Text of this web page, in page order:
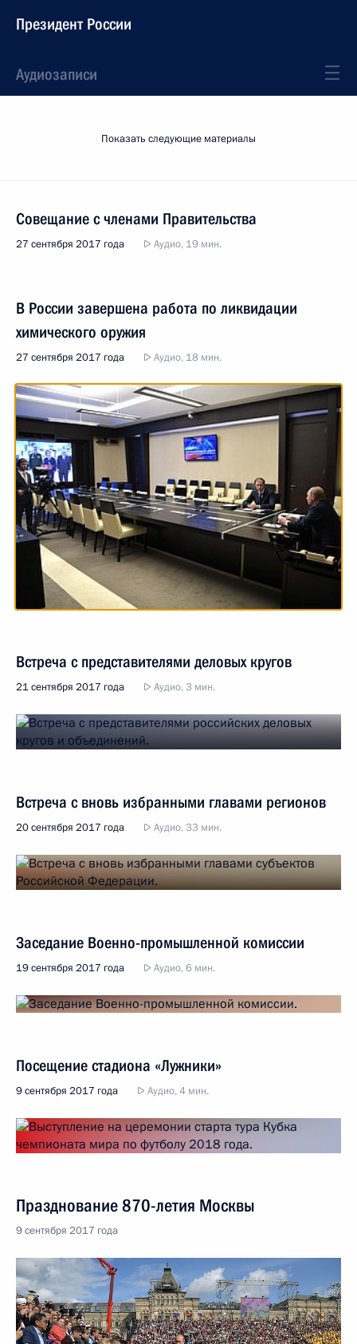
Президент России
Аудиозаписи
Показать следующие материалы
Совещание с членами Правительства
27 сентября 2017 года Аудио, 19 мин.
В России завершена работа по ликвидации
химического оружия
27 сентября 2017 года Аудио, 18 мин.
Встреча с представителями деловых кругов
21 сентября 2017 года Аудио, 3 мин.
Встреча с вновь избранными главами регионов
20 сентября 2017 года Аудио, 33 мин.
Заседание Военно-промышленной комиссии
19 сентября 2017 года Аудио, 6 мин.
Посещение стадиона «Лужники»
9 сентября 2017 года Аудио, 4 мин.
Празднование 870-летия Москвы
9 сентября 2017 года